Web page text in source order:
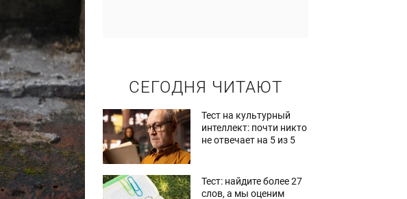
СЕГОДНЯ ЧИТАЮТ
Тест на культурный
интеллект: почти никто
не отвечает на 5 из 5
Тест: найдите более 27
слов, а мы оценим